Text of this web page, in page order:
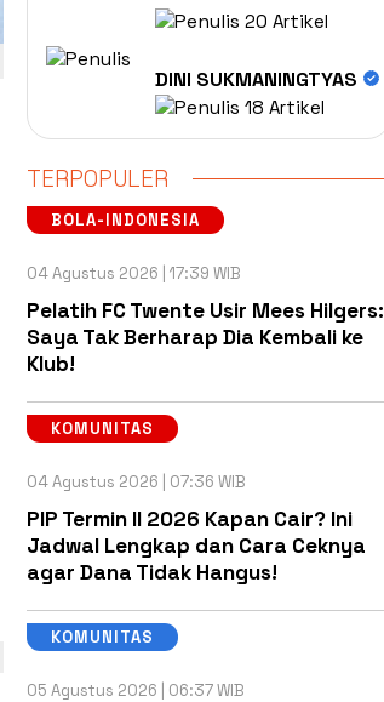
20 Artikel
DINI SUKMANINGTYAS
18 Artikel
TERPOPULER
BOLA-INDONESIA
04 Agustus 2026 | 17:39 WIB
Pelatih FC Twente Usir Mees Hilgers:
Saya Tak Berharap Dia Kembali ke
Klub!
KOMUNITAS
04 Agustus 2026 | 07:36 WIB
PIP Termin II 2026 Kapan Cair? Ini
Jadwal Lengkap dan Cara Ceknya
agar Dana Tidak Hangus!
KOMUNITAS
05 Agustus 2026 | 06:37 WIB